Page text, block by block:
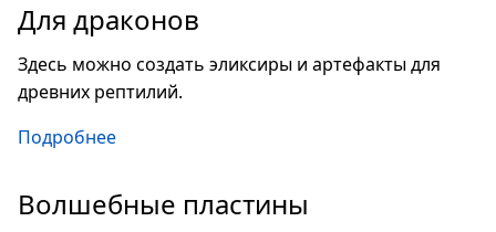
Для драконов
Здесь можно создать эликсиры и артефакты для
древних рептилий.
Подробнее
Волшебные пластины